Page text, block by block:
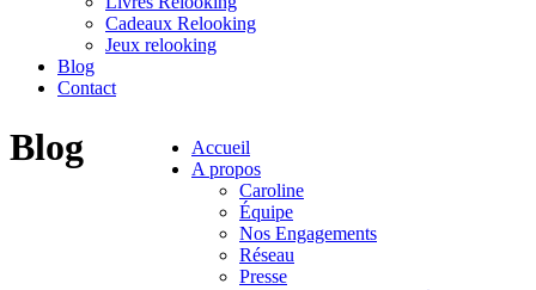
Cadeaux Relooking
Jeux relooking
Blog
Contact
Accueil
A propos
Caroline
Équipe
Nos Engagements
Réseau
Presse
Blog